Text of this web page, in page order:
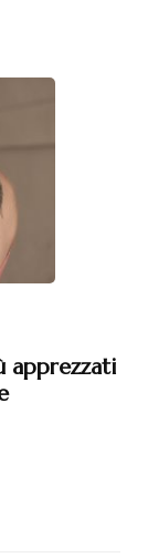
apprezzati